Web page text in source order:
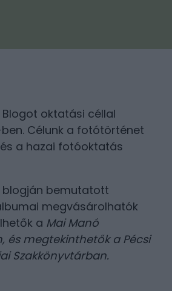
Blogot oktatási céllal
Célunk a fotótörténet
a hazai fotóoktatás
blogján bemutatott
megvásárolhatók
a Mai Manó
, és megtekinthetők a Pécsi
Szakkönyvtárban.